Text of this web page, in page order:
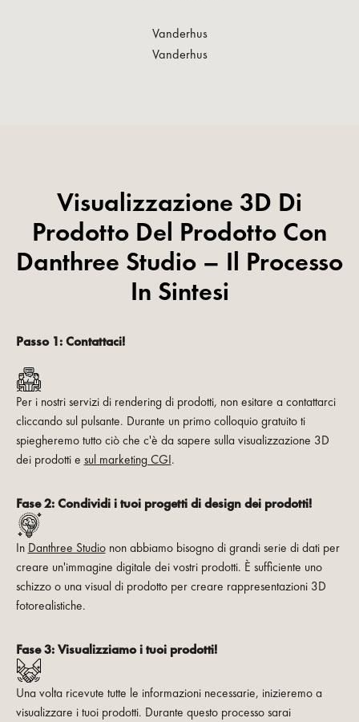
Vanderhus
Vanderhus
Visualizzazione 3D Di
Prodotto Del Prodotto Con
Danthree Studio – Il Processo
In Sintesi
Passo 1: Contattaci!
Per i nostri servizi di rendering di prodotti, non esitare a contattarci
cliccando sul pulsante. Durante un primo colloquio gratuito ti
spiegheremo tutto ciò che c'è da sapere sulla visualizzazione 3D
dei prodotti e sul marketing CGI.
Fase 2: Condividi i tuoi progetti di design dei prodotti!
In Danthree Studionon abbiamo bisogno di grandi serie di dati per
creare un'immagine digitale dei vostri prodotti. È sufficiente uno
schizzo o una visual di prodotto per creare rappresentazioni 3D
fotorealistiche.
Fase 3: Visualizziamo i tuoi prodotti!
Una volta ricevute tutte le informazioni necessarie, inizieremo a
visualizzare i tuoi prodotti. Durante questo processo sarai